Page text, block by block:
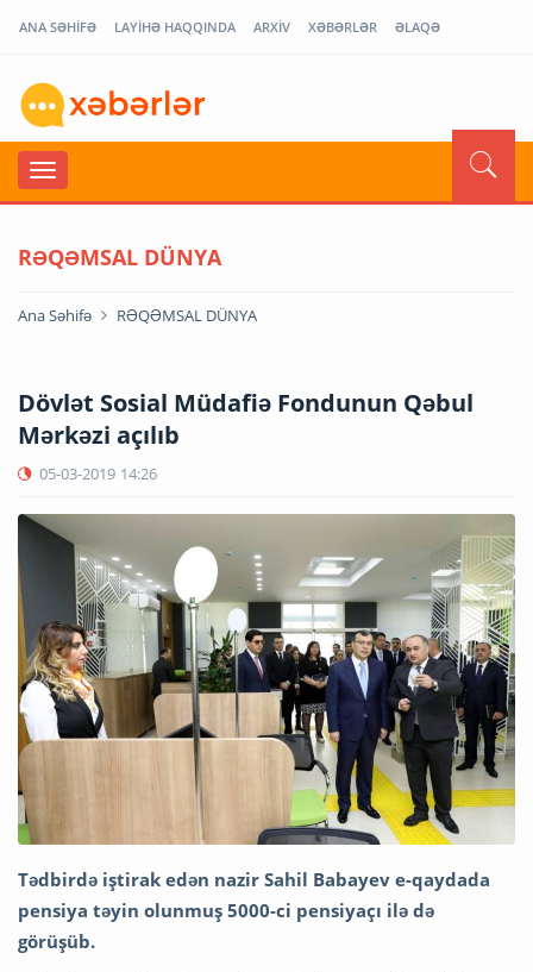
ANA SƏHİFƏ LAYİHƏ HAQQINDA ARXİV XƏBƏRLƏR ƏLAQƏ
RƏQƏMSAL DÜNYA
Ana Səhifə RƏQƏMSAL DÜNYA
Dövlət Sosial Müdafiə Fondunun Qəbul
Mərkəzi açılıb
05-03-2019 14:26
Tədbirdə iştirak edən nazir Sahil Babayev e-qaydada
pensiya təyin olunmuş 5000-ci pensiyaçı ilə də
görüşüb.